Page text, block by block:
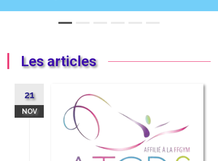
Les articles
21
NOV